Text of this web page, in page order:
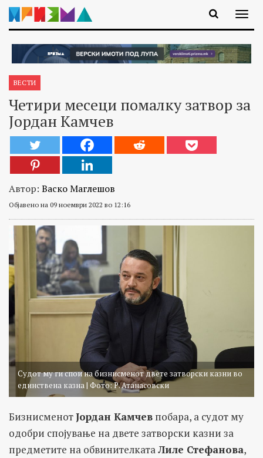
ВЕСТИ
Четири месеци помалку затвор за
Јордан Камчев
Автор: Васко Маглешов
Објавено на 09 ноември 2022 во 12:16
Судот му ги спои на бизнисменот двете затворски казни во
единствена казна | Фото: Р. Атанасовски
БизнисменотЈордан Камчев побара, а судот му
одобри спојување на двете затворски казни за
предметите на обвинителкатаЛиле Стефанова,